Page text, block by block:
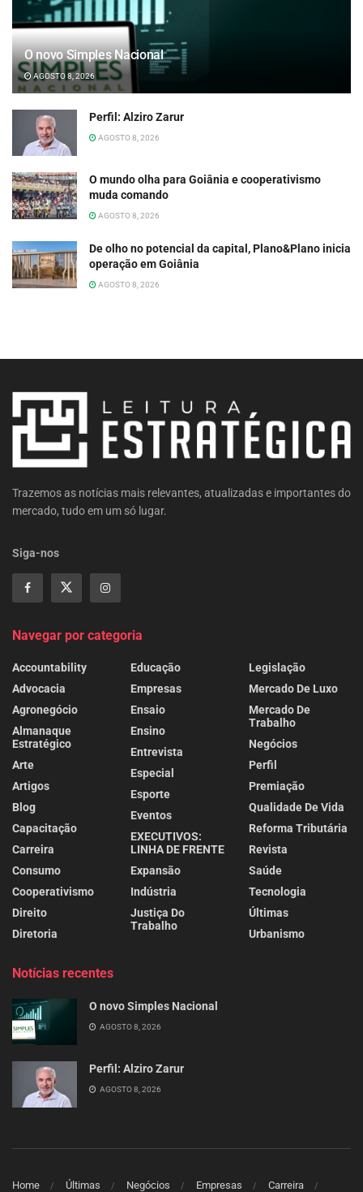
O novo Simples Nacional
AGOSTO 8, 2026
Perfil: Alziro Zarur
AGOSTO 8, 2026
O mundo olha para Goiânia e cooperativismo
muda comando
AGOSTO 8, 2026
De olho no potencial da capital, Plano&Plano inicia
operação em Goiânia
AGOSTO 8, 2026
Trazemos as notícias mais relevantes, atualizadas e importantes do
mercado, tudo em um só lugar.
Siga-nos
Navegar por categoria
Accountability
Advocacia
Agronegócio
Almanaque
Estratégico
Arte
Artigos
Blog
Capacitação
Carreira
Consumo
Cooperativismo
Direito
Diretoria
Educação
Empresas
Ensaio
Ensino
Entrevista
Especial
Esporte
Eventos
EXECUTIVOS:
LINHA DE FRENTE
Expansão
Indústria
Justiça Do
Trabalho
Legislação
Mercado De Luxo
Mercado De
Trabalho
Negócios
Perfil
Premiação
Qualidade De Vida
Reforma Tributária
Revista
Saúde
Tecnologia
Últimas
Urbanismo
Notícias recentes
O novo Simples Nacional
AGOSTO 8, 2026
Perfil: Alziro Zarur
AGOSTO 8, 2026
Home Últimas Negócios Empresas Carreira